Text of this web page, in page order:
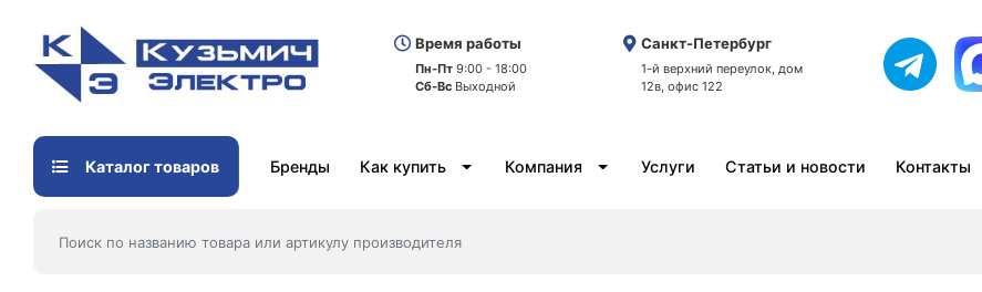
Время работы
Пн-Пт 9:00 - 18:00
Сб-Вс Выходной
Санкт-Петербург
1-й верхний переулок, дом
12в, офис 122
Каталог товаров Бренды Как купить Компания Услуги Статьи и новости Контакты